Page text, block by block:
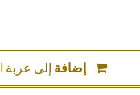
إضافة إلى عربة